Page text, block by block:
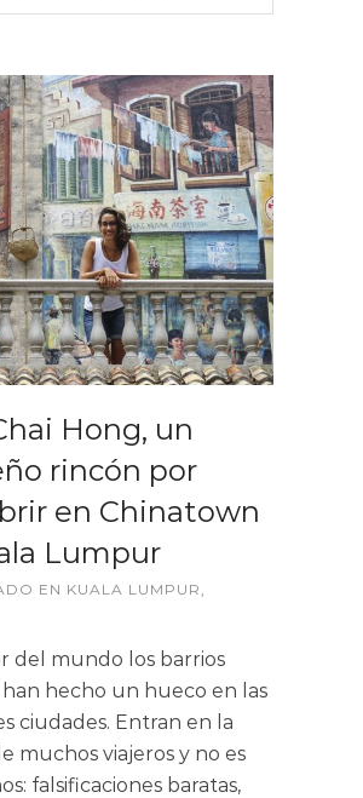
Hong, un
rincón por
en Chinatown
Lumpur
EN KUALA LUMPUR
del mundo los barrios
han hecho un hueco en las
ciudades. Entran en la
muchos viajeros y no es
falsificaciones baratas,